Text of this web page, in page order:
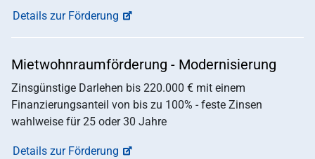
Details zur Förderung
Mietwohnraumförderung - Modernisierung
Zinsgünstige Darlehen bis 220.000 € mit einem
Finanzierungsanteil von bis zu 100% - feste Zinsen
wahlweise für 25 oder 30 Jahre
Details zur Förderung